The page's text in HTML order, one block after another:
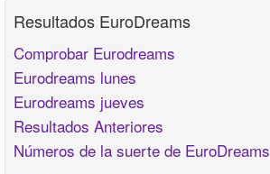
Resultados EuroDreams
Comprobar Eurodreams
Eurodreams lunes
Eurodreams jueves
Resultados Anteriores
Números de la suerte de EuroDreams